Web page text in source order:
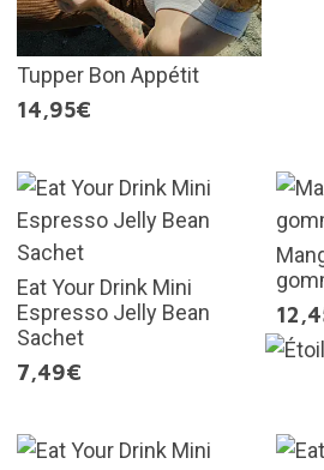
Tupper Bon Appétit
14,95€
Eat Your Drink Mini
Espresso Jelly Bean
Sachet
7,49€